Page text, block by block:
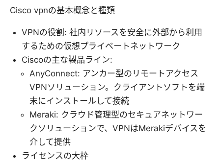
Cisco vpnの基本概念と種類
VPNの役割: 社内リソースを安全に外部から利用
するための仮想プライベートネットワーク
Ciscoの主な製品ライン:
AnyConnect: アンカー型のリモートアクセス
VPNソリューション。クライアントソフトを端
末にインストールして接続
Meraki: クラウド管理型のセキュアネットワー
クソリューションで、VPNはMerakiデバイスを
介して提供
ライセンスの大枠